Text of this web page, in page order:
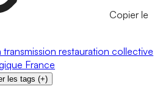
Copier le
transmission restauration collective
France
les tags (+)